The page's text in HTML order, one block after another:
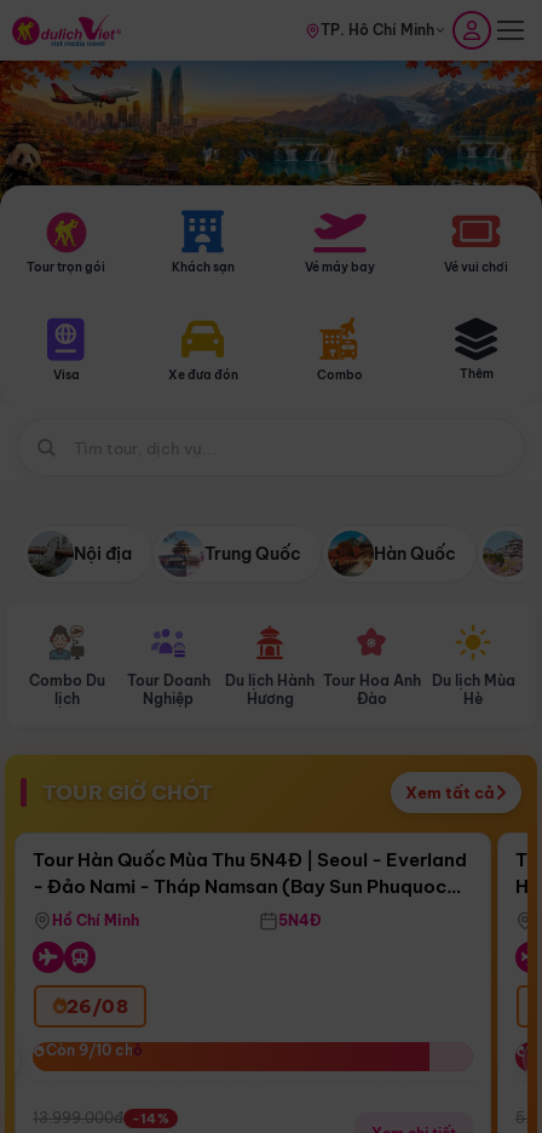
TP. Hồ Chí Minh
Tour trọn gói Khách sạn Vé máy bay Vé vui chơi
Visa Xe đưa đón Combo Thêm
Nội địa Trung Quốc Hàn Quốc
Combo Du
lịch
Tour Doanh
Nghiệp
Du lịch Hành
Hương
Tour Hoa Anh
Đào
Du lịch Mùa
Hè
TOUR GIỜ CHÓT Xem tất cả
Còn17 ngày 09:27:22
Bay Sun Phuquoc Airways
Điểm nổi bật
Tour Hàn Quốc Mùa Thu 5N4Đ | Seoul - Everland
- Đảo Nami - Tháp Namsan (Bay Sun Phuquoc
Airways)
Hồ Chí Minh 5N4Đ
26/08
Còn 9/10 chỗ
Còn 9/10 chỗ
13.999.000đ -14%